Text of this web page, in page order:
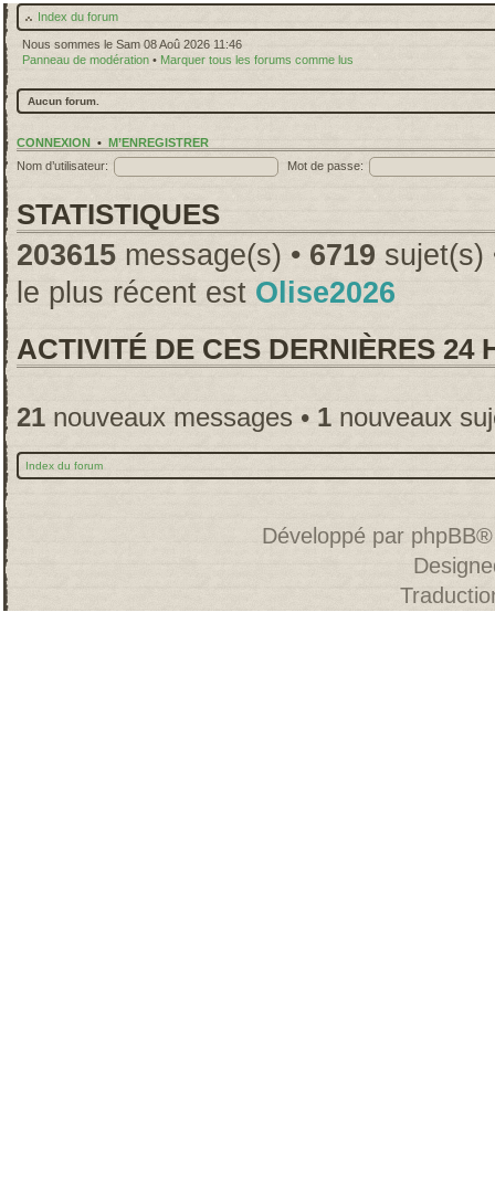
Index du forum
Nous sommes le Sam 08 Aoû 2026 11:46
Panneau de modération • Marquer tous les forums comme lus
Aucun forum.
CONNEXION • M’ENREGISTRER
Nom d’utilisateur:
Mot de passe:
STATISTIQUES
203615 message(s) • 6719 sujet(s)
le plus récent est Olise2026
ACTIVITÉ DE CES DERNIÈRES 24
21 nouveaux messages • 1 nouveaux
Index du forum
Développé par phpBB®